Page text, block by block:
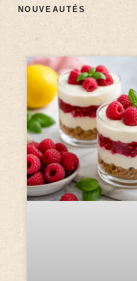
NOUVEAUTÉS